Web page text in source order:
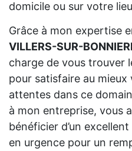
domicile ou sur votre
Grâce à mon expertise
VILLERS-SUR-
charge de vous trouver
pour satisfaire au
attentes dans ce
à mon entreprise, vous
bénéficier d’un
en urgence pour un